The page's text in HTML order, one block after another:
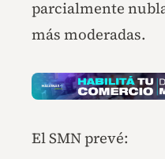
parcialmente
más moderadas.
El SMN prevé: